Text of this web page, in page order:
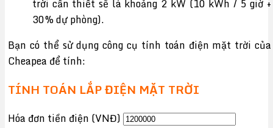
trời cần thiết sẽ là khoảng 2 kW (10 kWh / 5 giờ +
30% dự phòng).
Bạn có thể sử dụng công cụ tính toán điện mặt trời của
Cheapea để tính:
TÍNH TOÁN LẮP ĐIỆN MẶT TRỜI
Hóa đơn tiền điện (VNĐ)